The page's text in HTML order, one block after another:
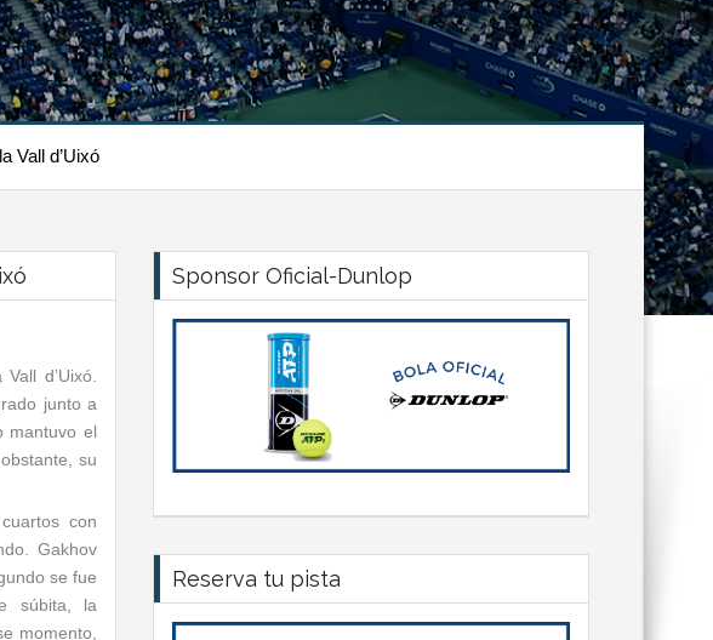
Vall d’Uixó
d’Uixó.
junto a
mantuvo el
su
con
Gakhov
se fue
súbita, la
momento,
Sponsor Oficial-Dunlop
Reserva tu pista